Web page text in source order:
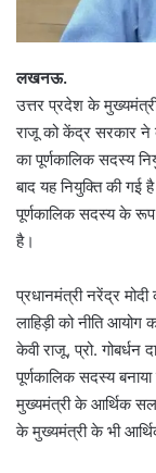
लखनऊ.
उत्तर प्रदेश के
राजू को केंद्र सरकार ने
का पूर्णकालिक सदस्य
बाद यह नियुक्ति की गई
पूर्णकालिक सदस्य के रूप
है।
प्रधानमंत्री नरेंद्र
लाहिड़ी को नीति आयोग
केवी राजू, प्रो.
पूर्णकालिक सदस्य
मुख्यमंत्री के आर्थिक
के मुख्यमंत्री के भी